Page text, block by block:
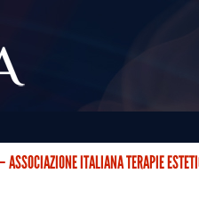
ITALIANA TERAPIE